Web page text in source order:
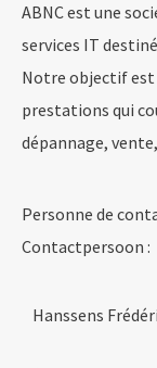
ABNC est une
services IT
Notre objectif est
prestations qui
dépannage,
Personne de
Contactpersoon :
Hanssens